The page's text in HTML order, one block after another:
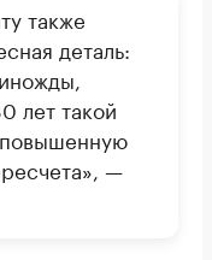
также
деталь:
лет такой
—